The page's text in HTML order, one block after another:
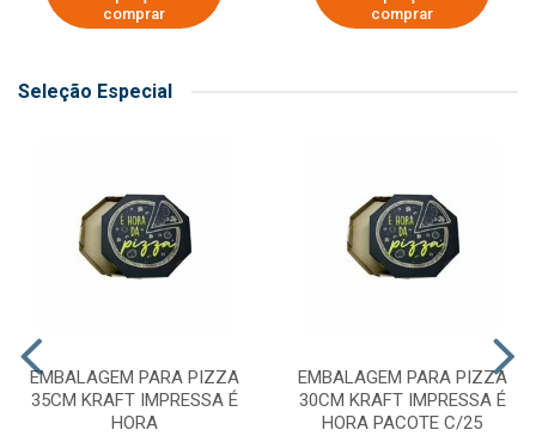
comprar
comprar
Seleção Especial
EMBALAGEM PARA PIZZA
35CM KRAFT IMPRESSA É
HORA
EMBALAGEM PARA PIZZA
30CM KRAFT IMPRESSA É
HORA PACOTE C/25